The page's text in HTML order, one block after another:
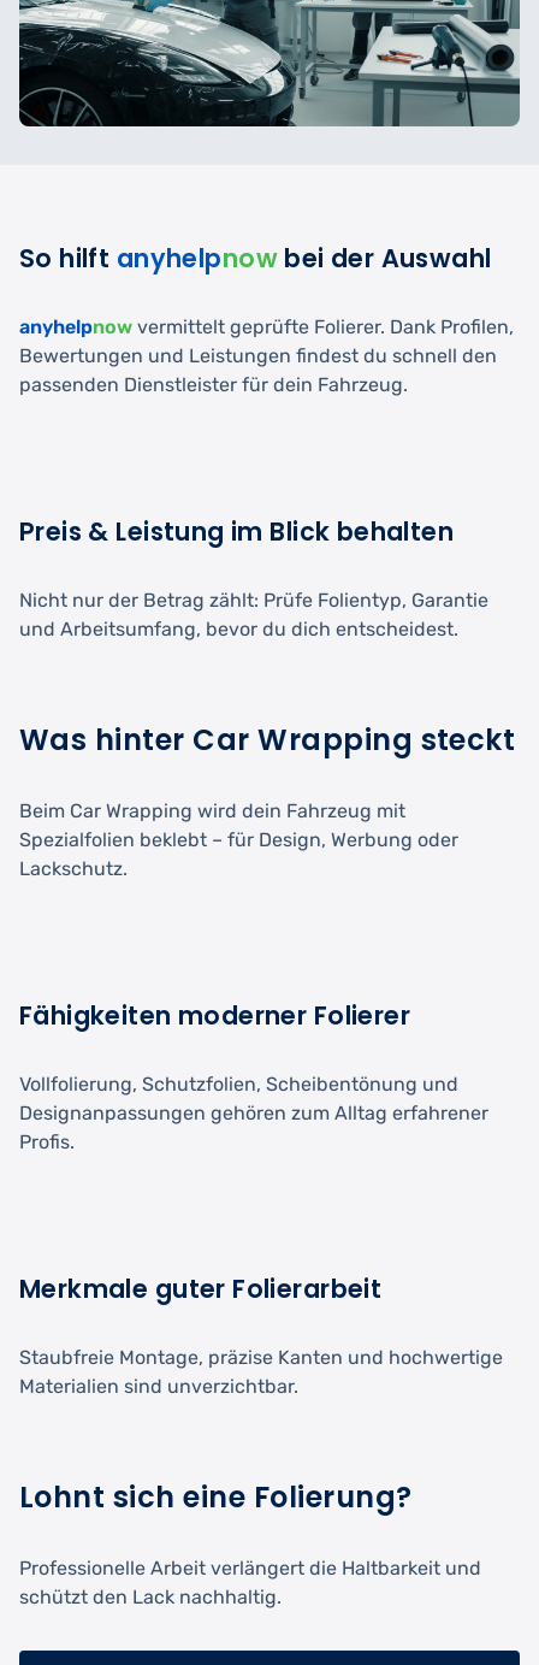
So hilft anyhelpnowbei der Auswahl
anyhelpnow vermittelt geprüfte Folierer. Dank Profilen,
Bewertungen und Leistungen findest du schnell den
passenden Dienstleister für dein Fahrzeug.
Preis & Leistung im Blick behalten
Nicht nur der Betrag zählt: Prüfe Folientyp, Garantie
und Arbeitsumfang, bevor du dich entscheidest.
Was hinter Car Wrapping steckt
Beim Car Wrapping wird dein Fahrzeug mit
Spezialfolien beklebt – für Design, Werbung oder
Lackschutz.
Fähigkeiten moderner Folierer
Vollfolierung, Schutzfolien, Scheibentönung und
Designanpassungen gehören zum Alltag erfahrener
Profis.
Merkmale guter Folierarbeit
Staubfreie Montage, präzise Kanten und hochwertige
Materialien sind unverzichtbar.
Lohnt sich eine Folierung?
Professionelle Arbeit verlängert die Haltbarkeit und
schützt den Lack nachhaltig.